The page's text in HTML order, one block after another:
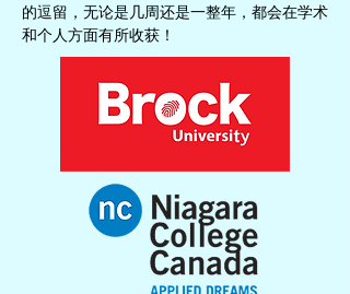
的逗留，无论是几周还是一整年，都会在学术
和个人方面有所收获！